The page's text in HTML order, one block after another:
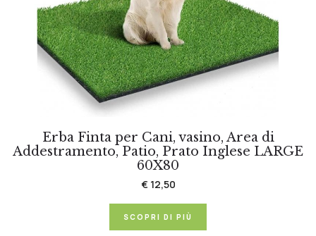
Erba Finta per Cani, vasino, Area di
Addestramento, Patio, Prato Inglese LARGE
60X80
€ 12,50
SCOPRI DI PIÙ